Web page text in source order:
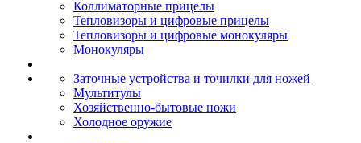
Коллиматорные прицелы
Тепловизоры и цифровые прицелы
Тепловизоры и цифровые монокуляры
Монокуляры
Заточные устройства и точилки для ножей
Мультитулы
Хозяйственно-бытовые ножи
Холодное оружие